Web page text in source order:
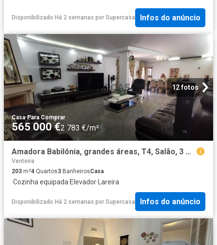
Disponibilizado Há 2 semanas por Supercasa Infos do anúncio
12 fotos
Casa·Para Comprar
565 000 €2 783 €/m²
Amadora Babilónia, grandes áreas, T4, Salão, 3 wc suite!
Venteira
203 m²4 Quartos3 BanheirosCasa
·Cozinha equipada·Elevador· Lareira
Disponibilizado Há 2 semanas por Supercasa Infos do anúncio